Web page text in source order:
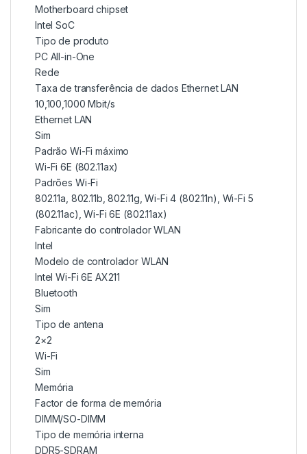
Motherboard chipset
Intel SoC
Tipo de produto
PC All-in-One
Rede
Taxa de transferência de dados Ethernet LAN
10,100,1000 Mbit/s
Ethernet LAN
Sim
Padrão Wi-Fi máximo
Wi-Fi 6E (802.11ax)
Padrões Wi-Fi
802.11a, 802.11b, 802.11g, Wi-Fi 4 (802.11n), Wi-Fi 5
(802.11ac), Wi-Fi 6E (802.11ax)
Fabricante do controlador WLAN
Intel
Modelo de controlador WLAN
Intel Wi-Fi 6E AX211
Bluetooth
Sim
Tipo de antena
2×2
Wi-Fi
Sim
Memória
Factor de forma de memória
DIMM/SO-DIMM
Tipo de memória interna
DDR5-SDRAM